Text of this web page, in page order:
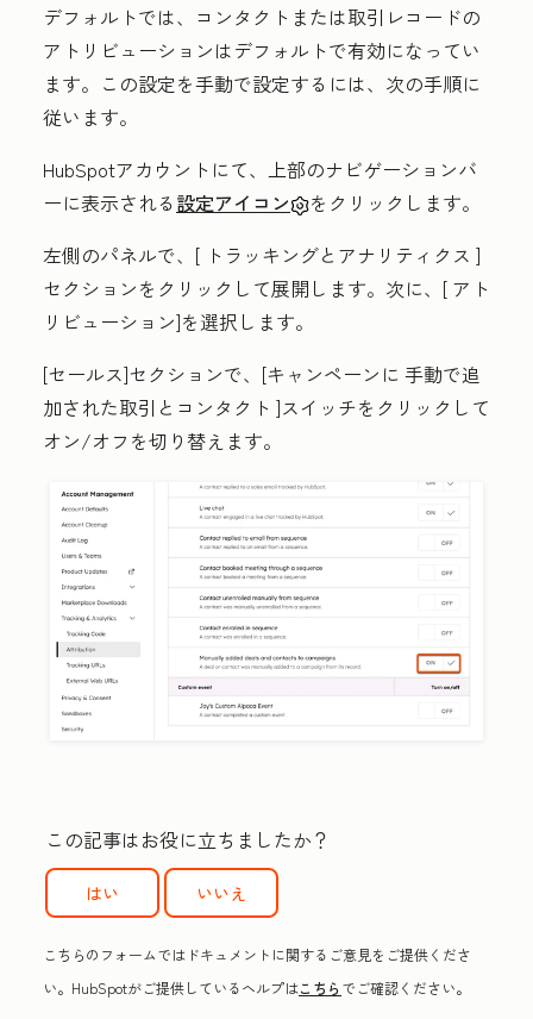
デフォルトでは、コンタクトまたは取引レコードの
アトリビューションはデフォルトで有効になってい
ます。この設定を手動で設定するには、次の手順に
従います。
HubSpotアカウントにて、上部のナビゲーションバ
ーに表示される設定アイコン
をクリックします。
左側のパネルで、[ トラッキングとアナリティクス ]
セクションをクリックして展開します。次に、[ アト
リビューション]を選択します。
[セールス]セクションで、[キャンペーンに 手動で追
加された取引とコンタクト ]スイッチをクリックして
オン/オフを切り替えます。
この記事はお役に立ちましたか？
はい いいえ
こちらのフォームではドキュメントに関するご意見をご提供くださ
い。HubSpotがご提供しているヘルプはこちらでご確認ください。